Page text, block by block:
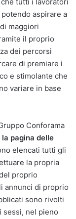
aspirare a
maggiori
il proprio
dei percorsi
di premiare i
e stimolante che
variare in base
Conforama
pagina delle
elencati tutti gli
la propria
proprio
annunci di proprio
sono rivolti
sessi, nel pieno